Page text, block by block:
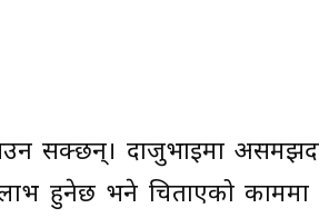
आउन सक्छन्। दाजुभाइमा
लाभ हुनेछ भने चिताएको